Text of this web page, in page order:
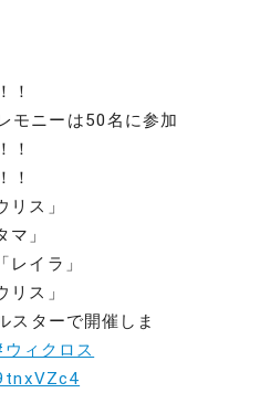
！
モニーは50名に参加
！
！
ス」
」
イラ」
ス」
ターで開催しま
ィクロス